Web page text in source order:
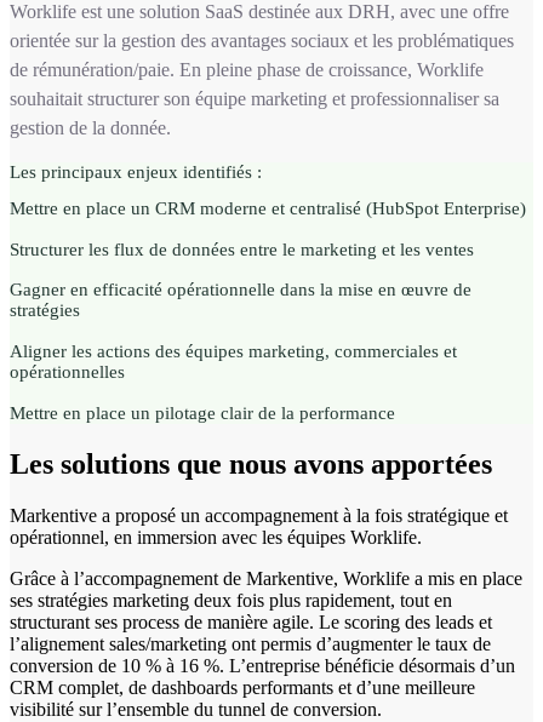
Worklife est une solution SaaS destinée aux DRH, avec une offre
orientée sur la gestion des avantages sociaux et les problématiques
de rémunération/paie. En pleine phase de croissance, Worklife
souhaitait structurer son équipe marketing et professionnaliser sa
gestion de la donnée.
Les principaux enjeux identifiés :
Mettre en place un CRM moderne et centralisé (HubSpot Enterprise)
Structurer les flux de données entre le marketing et les ventes
Gagner en efficacité opérationnelle dans la mise en œuvre de
stratégies
Aligner les actions des équipes marketing, commerciales et
opérationnelles
Mettre en place un pilotage clair de la performance
Les solutions que nous avons apportées
Markentive a proposé un accompagnement à la fois stratégique et
opérationnel, en immersion avec les équipes Worklife.
Grâce à l’accompagnement de Markentive, Worklife a mis en place
ses stratégies marketing deux fois plus rapidement, tout en
structurant ses process de manière agile. Le scoring des leads et
l’alignement sales/marketing ont permis d’augmenter le taux de
conversion de 10 % à 16 %. L’entreprise bénéficie désormais d’un
CRM complet, de dashboards performants et d’une meilleure
visibilité sur l’ensemble du tunnel de conversion.